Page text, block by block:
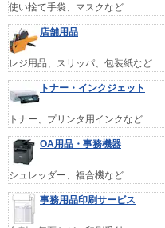
使い捨て手袋、マスクなど
店舗用品
レジ用品、スリッパ、包装紙など
トナー・インクジェット
トナー、プリンタ用インクなど
OA用品・事務機器
シュレッダー、複合機など
事務用品印刷サービス